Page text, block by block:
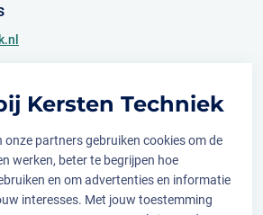
Kersten Techniek
onze partners gebruiken cookies om de
werken, beter te begrijpen hoe
en om advertenties en informatie
interesses. Met jouw toestemming